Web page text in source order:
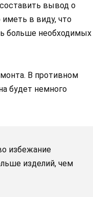
вывод о
иметь в виду, что
больше необходимых
В противном
будет немного
избежание
изделий, чем